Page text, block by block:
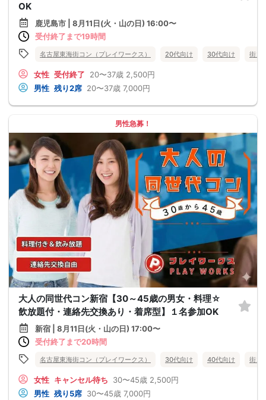
OK
鹿児島市 | 8月11日(火・山の日) 16:00〜
受付終了まで19時間
名古屋東海街コン（プレイワークス） 20代向け 30代向け 街コ
女性 受付終了 20〜37歳 2,500円
男性 残り2席 20〜37歳 7,000円
男性急募！
大人の同世代コン新宿【30～45歳の男女・料理☆
飲放題付・連絡先交換あり・着席型】１名参加OK
新宿 | 8月11日(火・山の日) 17:00〜
受付終了まで20時間
名古屋東海街コン（プレイワークス） 30代向け 40代向け 街コ
女性 キャンセル待ち 30〜45歳 2,500円
男性 残り5席 30〜45歳 7,000円